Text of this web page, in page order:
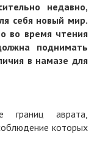
недавно,
себя новый мир.
во время чтения
поднимать
в намазе для
границ аврата,
которых